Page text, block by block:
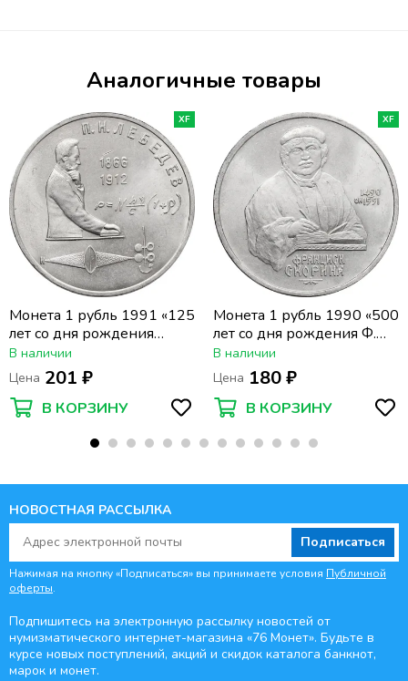
Аналогичные товары
XF
Монета 1 рубль 1991 «125
лет со дня рождения
физика П.Н. Лебедева»
В наличии
Цена 201 ₽
В КОРЗИНУ
XF
Монета 1 рубль 1990 «500
лет со дня рождения Ф.
Скорины»
В наличии
Цена 180 ₽
В КОРЗИНУ
НОВОСТНАЯ РАССЫЛКА
Подписаться
Нажимая на кнопку «Подписаться» вы принимаете условия Публичной
оферты.
Подпишитесь на электронную рассылку новостей от
нумизматического интернет-магазина «76 Монет». Будьте в
курсе новых поступлений, акций и скидок каталога банкнот,
марок и монет.